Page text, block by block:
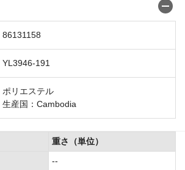
86131158
YL3946-191
ポリエステル
生産国：Cambodia
重さ（単位）
--